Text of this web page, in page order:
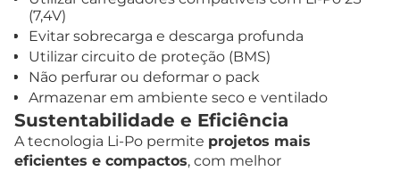
(7,4V)
Evitar sobrecarga e descarga profunda
Utilizar circuito de proteção (BMS)
Não perfurar ou deformar o pack
Armazenar em ambiente seco e ventilado
Sustentabilidade e Eficiência
A tecnologia Li-Po permite projetos mais
eficientes e compactos, com melhor